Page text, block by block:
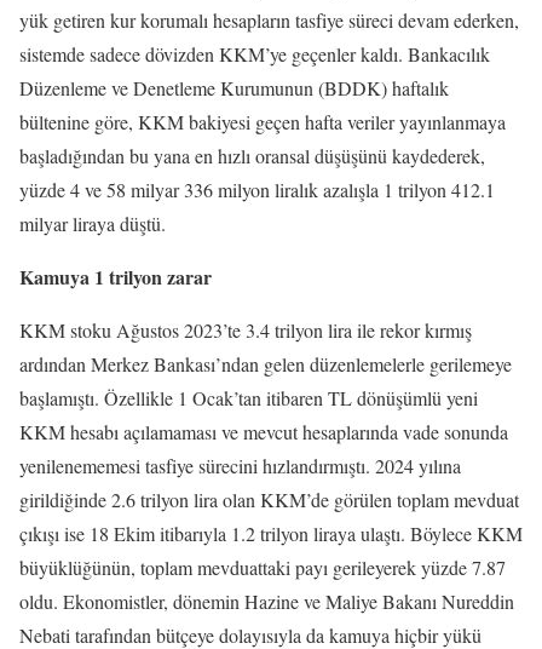
yük getiren kur korumalı hesapların tasfiye süreci devam ederken,
sistemde sadece dövizden KKM’ye geçenler kaldı. Bankacılık
Düzenleme ve Denetleme Kurumunun (BDDK) haftalık
bültenine göre, KKM bakiyesi geçen hafta veriler yayınlanmaya
başladığından bu yana en hızlı oransal düşüşünü kaydederek,
yüzde 4 ve 58 milyar 336 milyon liralık azalışla 1 trilyon 412.1
milyar liraya düştü.
Kamuya 1 trilyon zarar
KKM stoku Ağustos 2023’te 3.4 trilyon lira ile rekor kırmış
ardından Merkez Bankası’ndan gelen düzenlemelerle gerilemeye
başlamıştı. Özellikle 1 Ocak’tan itibaren TL dönüşümlü yeni
KKM hesabı açılamaması ve mevcut hesaplarında vade sonunda
yenilenememesi tasfiye sürecini hızlandırmıştı. 2024 yılına
girildiğinde 2.6 trilyon lira olan KKM’de görülen toplam mevduat
çıkışı ise 18 Ekim itibarıyla 1.2 trilyon liraya ulaştı. Böylece KKM
büyüklüğünün, toplam mevduattaki payı gerileyerek yüzde 7.87
oldu. Ekonomistler, dönemin Hazine ve Maliye Bakanı Nureddin
Nebati tarafından bütçeye dolayısıyla da kamuya hiçbir yükü